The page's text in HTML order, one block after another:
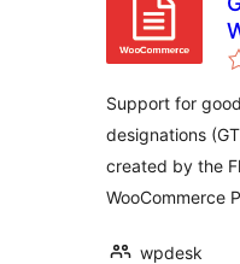
Support for
designations
created by the
WooCommerce
wpdesk